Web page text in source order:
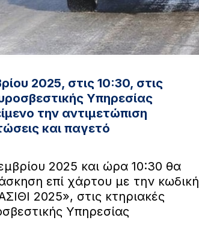
2025, στις 10:30, στις
Υπηρεσίας
την αντιμετώπιση
και παγετό
2025 και ώρα 10:30 θα
επί χάρτου με την κωδική
2025», στις κτηριακές
Υπηρεσίας